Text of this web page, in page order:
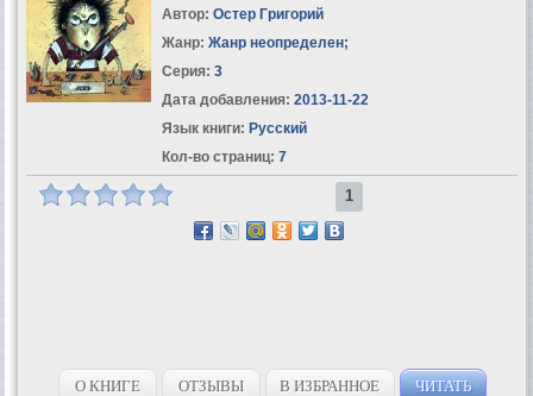
Автор: Остер Григорий
Жанр: Жанр неопределен;
Серия: 3
Дата добавления: 2013-11-22
Язык книги: Русский
Кол-во страниц: 7
1
О КНИГЕ ОТЗЫВЫ В ИЗБРАННОЕ ЧИТАТЬ